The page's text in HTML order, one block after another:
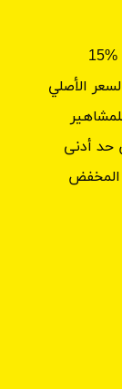
الأصلي
المخفض